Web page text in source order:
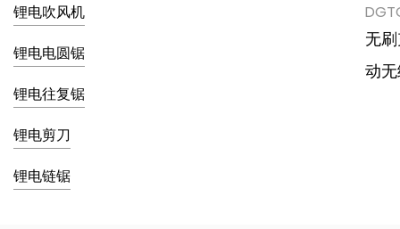
锂电吹风机
锂电电圆锯
锂电往复锯
锂电剪刀
锂电链锯
无
动